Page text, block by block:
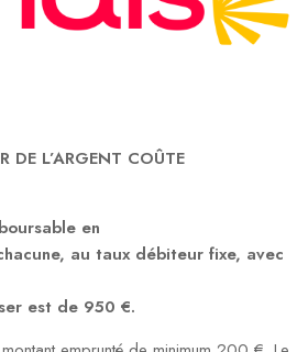
DE L’ARGENT COÛTE
en
au taux débiteur fixe, avec
est de 950 €.